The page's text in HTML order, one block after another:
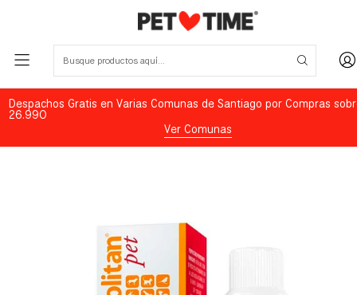
Despachos Gratis en Varias Comunas de Santiago por Compras
26.990
Ver Comunas